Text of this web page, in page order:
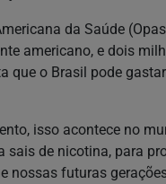
da Saúde
americano, e dois
que o Brasil pode
isso acontece no
de nicotina, para
nossas futuras